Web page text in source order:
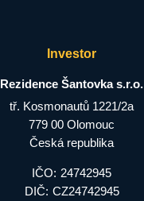
Investor
Rezidence Šantovka s.r.o.
tř. Kosmonautů 1221/2a
779 00 Olomouc
Česká republika
IČO: 24742945
DIČ: CZ24742945